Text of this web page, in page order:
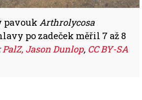
pavouk Arthrolycosa
po zadeček měřil 7 až 8
PalZ, Jason Dunlop, CC BY-SA